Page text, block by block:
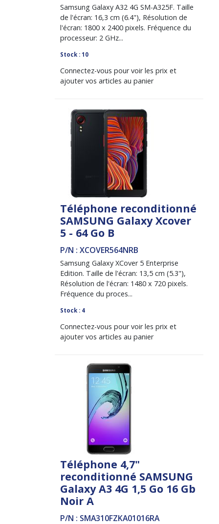
Samsung Galaxy A32 4G SM-A325F. Taille
de l'écran: 16,3 cm (6.4"), Résolution de
l'écran: 1800 x 2400 pixels. Fréquence du
processeur: 2 GHz...
Stock : 10
Connectez-vous pour voir les prix et
ajouter vos articles au panier
Téléphone reconditionné
SAMSUNG Galaxy Xcover
5 - 64 Go B
P/N : XCOVER564NRB
Samsung Galaxy XCover 5 Enterprise
Edition. Taille de l'écran: 13,5 cm (5.3"),
Résolution de l'écran: 1480 x 720 pixels.
Fréquence du proces...
Stock : 4
Connectez-vous pour voir les prix et
ajouter vos articles au panier
Téléphone 4,7"
reconditionné SAMSUNG
Galaxy A3 4G 1,5 Go 16 Gb
Noir A
P/N : SMA310FZKA01016RA